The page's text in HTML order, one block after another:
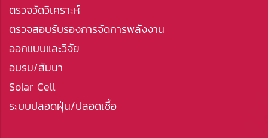
ตรวจวัดวิเคราะห์
ตรวจสอบรับรองการจัดการพลังงาน
ออกแบบและวิจัย
อบรม/สัมนา
Solar Cell
ระบบปลอดฝุ่น/ปลอดเชื้อ